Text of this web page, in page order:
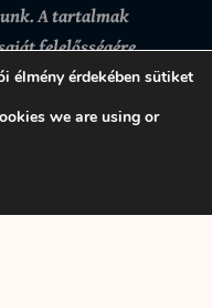
A tartalmak
felelősségére
vagy
nem felel. Bár
biztosítani,
veszi és elfogadja,
élmény érdekében sütiket
we are using or